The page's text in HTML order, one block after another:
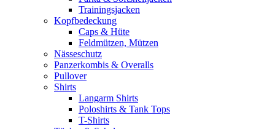
Trainingsjacken
Kopfbedeckung
Caps & Hüte
Feldmützen, Mützen
Nässeschutz
Panzerkombis & Overalls
Pullover
Shirts
Langarm Shirts
Poloshirts & Tank Tops
T-Shirts